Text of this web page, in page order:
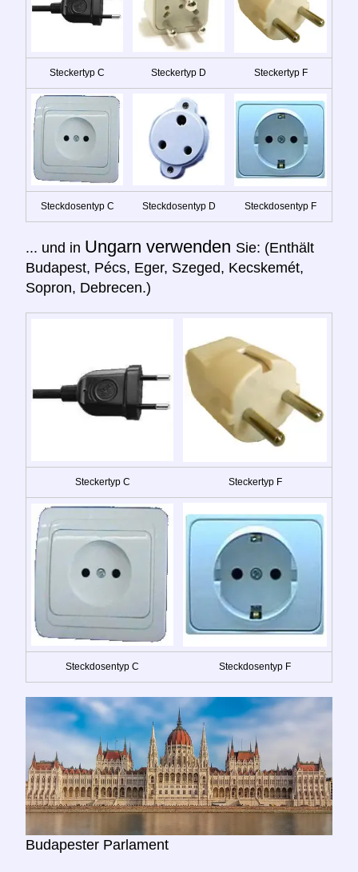
Steckertyp C Steckertyp D Steckertyp F
Steckdosentyp C Steckdosentyp D Steckdosentyp F
... und in Ungarn verwenden Sie: (Enthält
Budapest, Pécs, Eger, Szeged, Kecskemét,
Sopron, Debrecen.)
Steckertyp C Steckertyp F
Steckdosentyp C Steckdosentyp F
Budapester Parlament